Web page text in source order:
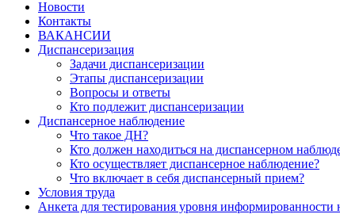
Новости
Контакты
ВАКАНСИИ
Диспансеризация
Задачи диспансеризации
Этапы диспансеризации
Вопросы и ответы
Кто подлежит диспансеризации
Диспансерное наблюдение
Что такое ДН?
Кто должен находиться на диспансерном
Кто осуществляет диспансерное наблюдение?
Что включает в себя диспансерный прием?
Условия труда
Анкета для тестирования уровня